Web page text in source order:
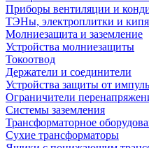
Приборы вентиляции и
ТЭНы, электроплитки и
Молниезащита и заземление
Устройства молниезащиты
Токоотвод
Держатели и соединители
Устройства защиты от
Ограничители
Системы заземления
Трансформаторное
Сухие трансформаторы